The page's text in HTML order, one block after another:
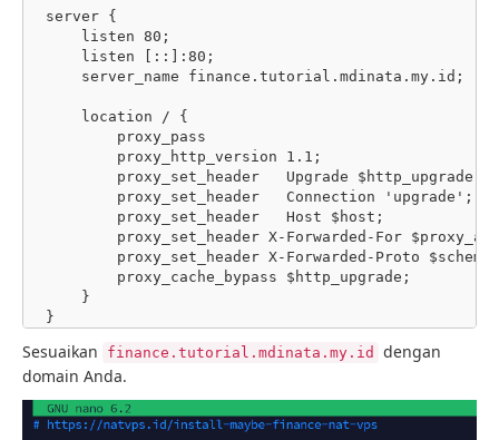
server {
    listen 80;
    listen [::]:80;
    server_name finance.tutorial.mdinata.my.id;
    location / {
        proxy_pass
        proxy_http_version 1.1;
        proxy_set_header   Upgrade $http_upgrade;
        proxy_set_header   Connection 'upgrade';
        proxy_set_header   Host $host;
proxy_set_header X-Forwarded-For
        proxy_set_header X-Forwarded-Proto $scheme;
        proxy_cache_bypass $http_upgrade;
    }
Sesuaikan finance.tutorial.mdinata.my.id
dengan
domain Anda.